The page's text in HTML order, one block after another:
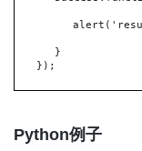
}
});
Python例子